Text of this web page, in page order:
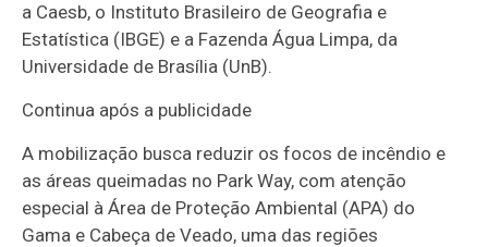
a Caesb, o Instituto Brasileiro de Geografia e
Estatística (IBGE) e a Fazenda Água Limpa, da
Universidade de Brasília (UnB).
Continua após a publicidade
A mobilização busca reduzir os focos de incêndio e
as áreas queimadas no Park Way, com atenção
especial à Área de Proteção Ambiental (APA) do
Gama e Cabeça de Veado, uma das regiões